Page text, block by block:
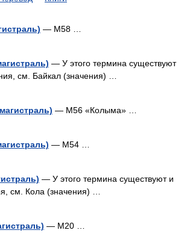
— М58 …
— У этого термина существуют
см. Байкал (значения) …
— М56 «Колыма» …
— М54 …
— У этого термина существуют и
см. Кола (значения) …
— М20 …